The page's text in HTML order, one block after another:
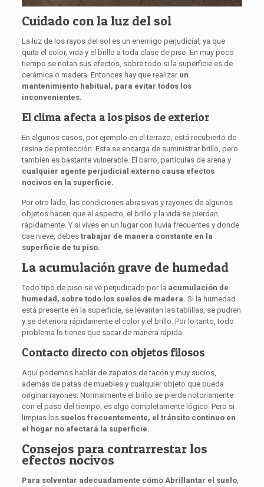
Cuidado con la luz del sol
La luz de los rayos del sol es un enemigo perjudicial, ya que
quita el color, vida y el brillo a toda clase de piso. En muy poco
tiempo se notan sus efectos, sobre todo si la superficie es de
cerámica o madera. Entonces hay que realizar un
mantenimiento habitual, para evitar todos los
inconvenientes.
El clima afecta a los pisos de exterior
En algunos casos, por ejemplo en el terrazo, está recubierto de
resina de protección. Esta se encarga de suministrar brillo, pero
también es bastante vulnerable. El barro, partículas de arena y
cualquier agente perjudicial externo causa efectos
nocivos en la superficie.
Por otro lado, las condiciones abrasivas y rayones de algunos
objetos hacen que el aspecto, el brillo y la vida se pierdan
rápidamente. Y si vives en un lugar con lluvia frecuentes y donde
cae nieve, debes trabajar de manera constante en la
superficie de tu piso.
La acumulación grave de humedad
Todo tipo de piso se ve perjudicado por la acumulación de
humedad, sobre todo los suelos de madera. Si la humedad
está presente en la superficie, se levantan las tablillas, se pudren
y se deteriora rápidamente el color y el brillo. Por lo tanto, todo
problema lo tienes que sacar de manera rápida.
Contacto directo con objetos filosos
Aquí podemos hablar de zapatos de tacón y muy sucios,
además de patas de muebles y cualquier objeto que pueda
originar rayones. Normalmente el brillo se pierde notoriamente
con el paso del tiempo, es algo completamente lógico. Pero si
limpias los suelos frecuentemente, el tránsito continuo en
el hogar no afectará la superficie.
Consejos para contrarrestar los
efectos nocivos
Para solventar adecuadamente cómo Abrillantar el suelo,